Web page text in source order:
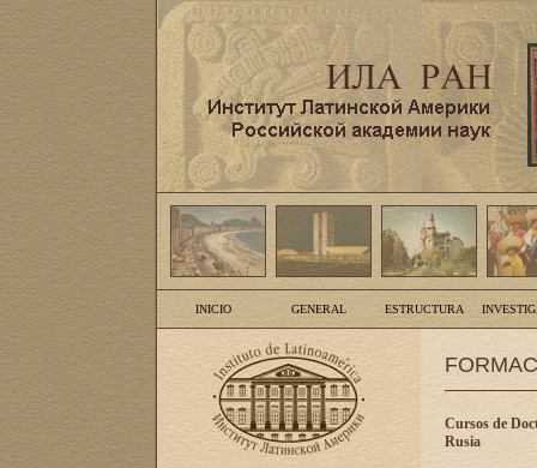
INICIO GENERAL ESTRUCTURA
Cursos de
Rusia